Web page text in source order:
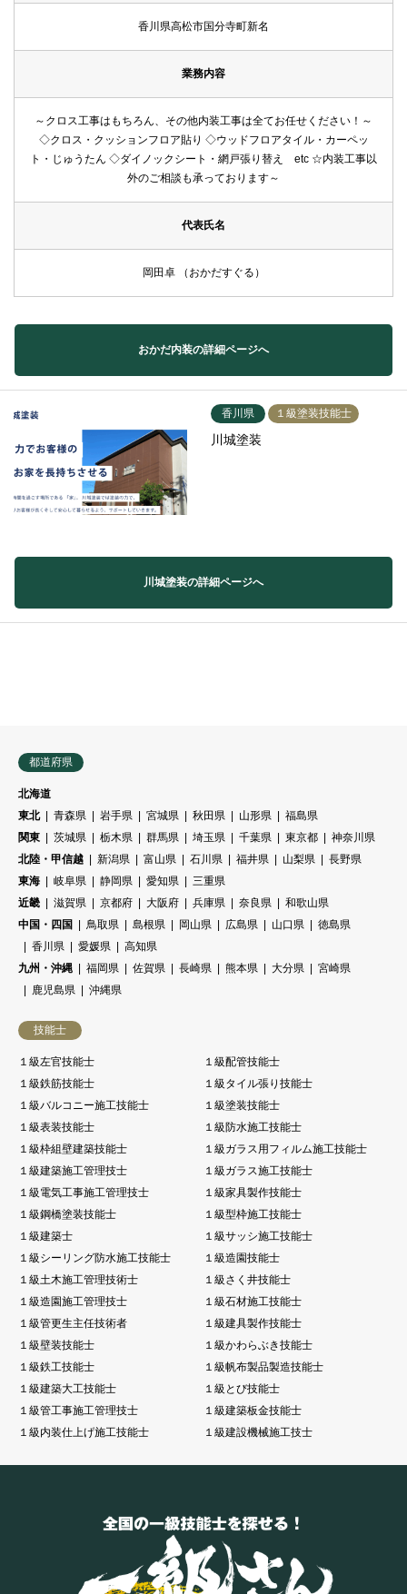
香川県高松市国分寺町新名
業務内容
～クロス工事はもちろん、その他内装工事は全てお任せください！～
◇クロス・クッションフロア貼り ◇ウッドフロアタイル・カーペッ
ト・じゅうたん ◇ダイノックシート・網戸張り替え etc ☆内装工事以
外のご相談も承っております～
代表氏名
岡田卓 （おかだすぐる）
おかだ内装の詳細ページへ
香川県 １級塗装技能士
川城塗装
川城塗装の詳細ページへ
都道府県
北海道
東北
青森県 岩手県 宮城県 秋田県 山形県
福島県
関東
茨城県 栃木県 群馬県 埼玉県 千葉県 東京都
神奈川県
北陸・甲信越
新潟県 富山県 石川県 福井県 山梨県
長野県
東海
岐阜県 静岡県 愛知県
三重県
近畿
滋賀県 京都府 大阪府 兵庫県 奈良県
和歌山県
中国・四国
鳥取県 島根県 岡山県 広島県 山口県
徳島県
香川県
愛媛県
高知県
九州・沖縄
福岡県 佐賀県 長崎県 熊本県 大分県
宮崎県
鹿児島県
沖縄県
技能士
１級左官技能士
１級配管技能士
１級鉄筋技能士
１級タイル張り技能士
１級バルコニー施工技能士
１級塗装技能士
１級表装技能士
１級防水施工技能士
１級枠組壁建築技能士
１級ガラス用フィルム施工技能士
１級建築施工管理技士
１級ガラス施工技能士
１級電気工事施工管理技士
１級家具製作技能士
１級鋼橋塗装技能士
１級型枠施工技能士
１級建築士
１級サッシ施工技能士
１級シーリング防水施工技能士
１級造園技能士
１級土木施工管理技術士
１級さく井技能士
１級造園施工管理技士
１級石材施工技能士
１級管更生主任技術者
１級建具製作技能士
１級壁装技能士
１級かわらぶき技能士
１級鉄工技能士
１級帆布製品製造技能士
１級建築大工技能士
１級とび技能士
１級管工事施工管理技士
１級建築板金技能士
１級内装仕上げ施工技能士
１級建設機械施工技士